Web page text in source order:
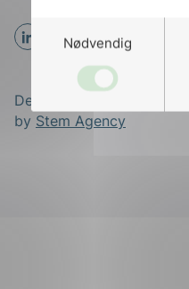
Nødvendig
Designed and developed
by Stem Agency